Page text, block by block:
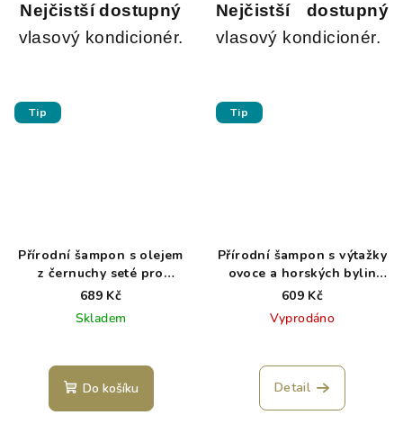
Nejčistší dostupný
vlasový kondicionér.
Nejčistší dostupný
vlasový kondicionér.
Tip
Přírodní šampon s olejem
z černuchy seté pro
normální až suché vlasy
689 Kč
Skladem
Do košíku
Tip
Přírodní šampon s výtažky
ovoce a horských bylin
pro normální až mastné
vlasy NAHS
609 Kč
Vyprodáno
Detail